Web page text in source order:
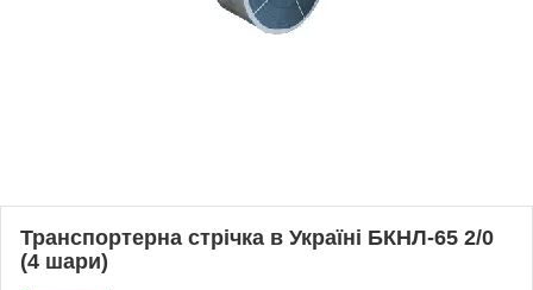
Транспортерна стрічка в Україні БКНЛ-65 2/0
(4 шари)